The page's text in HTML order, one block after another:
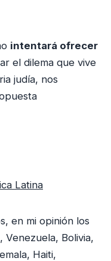
n
u
m
e
intentará ofrecer
el dilema que vive
judía, nos
Latina
en mi opinión los
Venezuela, Bolivia,
Haiti,